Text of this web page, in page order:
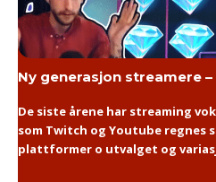
Ny generasjon streamere
De siste årene har streaming
som Twitch og Youtube regnes
plattformer o utvalget og